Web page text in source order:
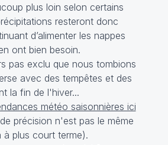
plus loin selon certains
resteront donc
d’alimenter les nappes
ont bien besoin.
pas exclu que nous tombions
avec des tempêtes et des
la fin de l'hiver...
météo saisonnières ici
précision n'est pas le même
à plus court terme).